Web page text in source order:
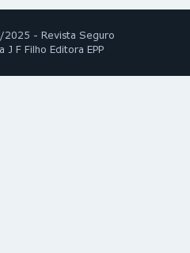
- Revista Seguro
J F Filho Editora EPP